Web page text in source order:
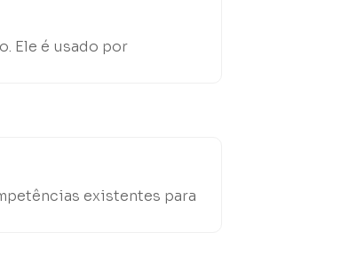
Ele é usado por
existentes para